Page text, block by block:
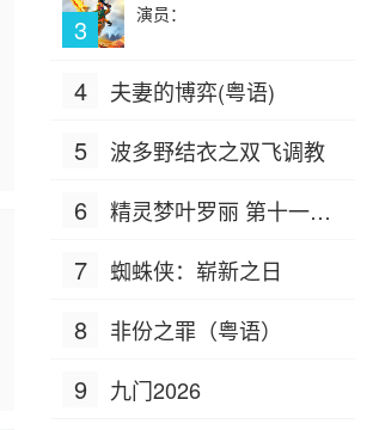
3 演员：
4 夫妻的博弈(粤语)
5 波多野结衣之双飞调教
6
精灵梦叶罗丽 第十一季
7 蜘蛛侠：崭新之日
8 非份之罪（粤语）
9 九门2026